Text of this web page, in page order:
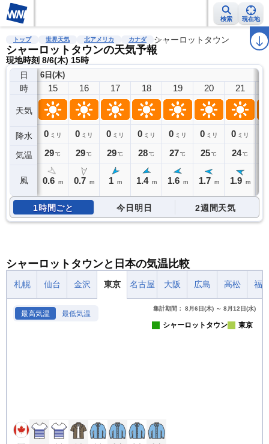
検索 現在地
雨雲レーダー 台風情報 地震情報 警報・注意報 2週間天気 ラ
トップ 世界天気 北アメリカ カナダ シャーロットタウン
シャーロットタウンの天気予報
現地時刻 8/6(木) 15時
日
時
天気
降水
気温
風
6日(木)
15
0 ミリ
29℃
0.6 m
16
0 ミリ
29℃
0.7 m
17
0 ミリ
29℃
1 m
18
0 ミリ
28℃
1.4 m
19
0 ミリ
27℃
1.6 m
20
0 ミリ
25℃
1.7 m
21
0 ミリ
24℃
1.9 m
1時間ごと 今日明日 2週間天気
シャーロットタウンと日本の気温比較
札幌 仙台 金沢 東京 名古屋 大阪 広島 高松 福
最高気温 最低気温
集計期間： 8月6日(木) ～ 8月12日(水)
シャーロットタウン 東京